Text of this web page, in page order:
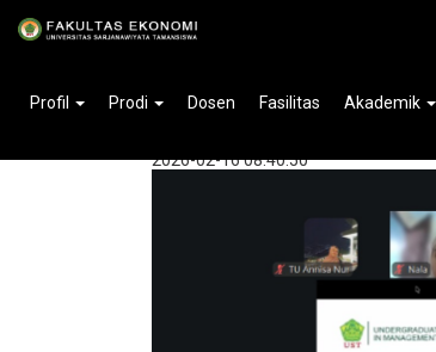
Profil Prodi Dosen Fasilitas Akademik
Membangun
2026-02-16 08:40:50